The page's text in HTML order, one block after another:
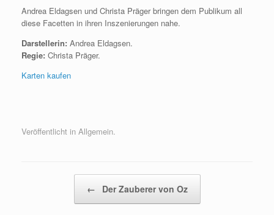
Andrea Eldagsen und Christa Präger bringen dem Publikum all
diese Facetten in ihren Inszenierungen nahe.
Darstellerin: Andrea Eldagsen.
Regie: Christa Präger.
Karten kaufen
Veröffentlicht in Allgemein.
← Der Zauberer von Oz